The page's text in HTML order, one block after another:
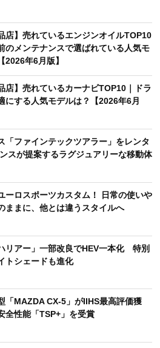
店】売れているエンジンオイルTOP10
のメンテナンスで選ばれている人気モ
2026年6月版】
店】売れているカーナビTOP10｜ドラ
にする人気モデルは？【2026年6月
「ファインテックツアラー」をレンタ
スが提案するラグジュアリーな移動体
ーロスポーツカスタム！ 日常の使いや
ままに、他とは違うスタイルへ
リアー」一部改良でHEV一本化 特別
トシェードも進化
「MAZDA CX-5」がIIHS最高評価獲
性能「TSP+」を受賞